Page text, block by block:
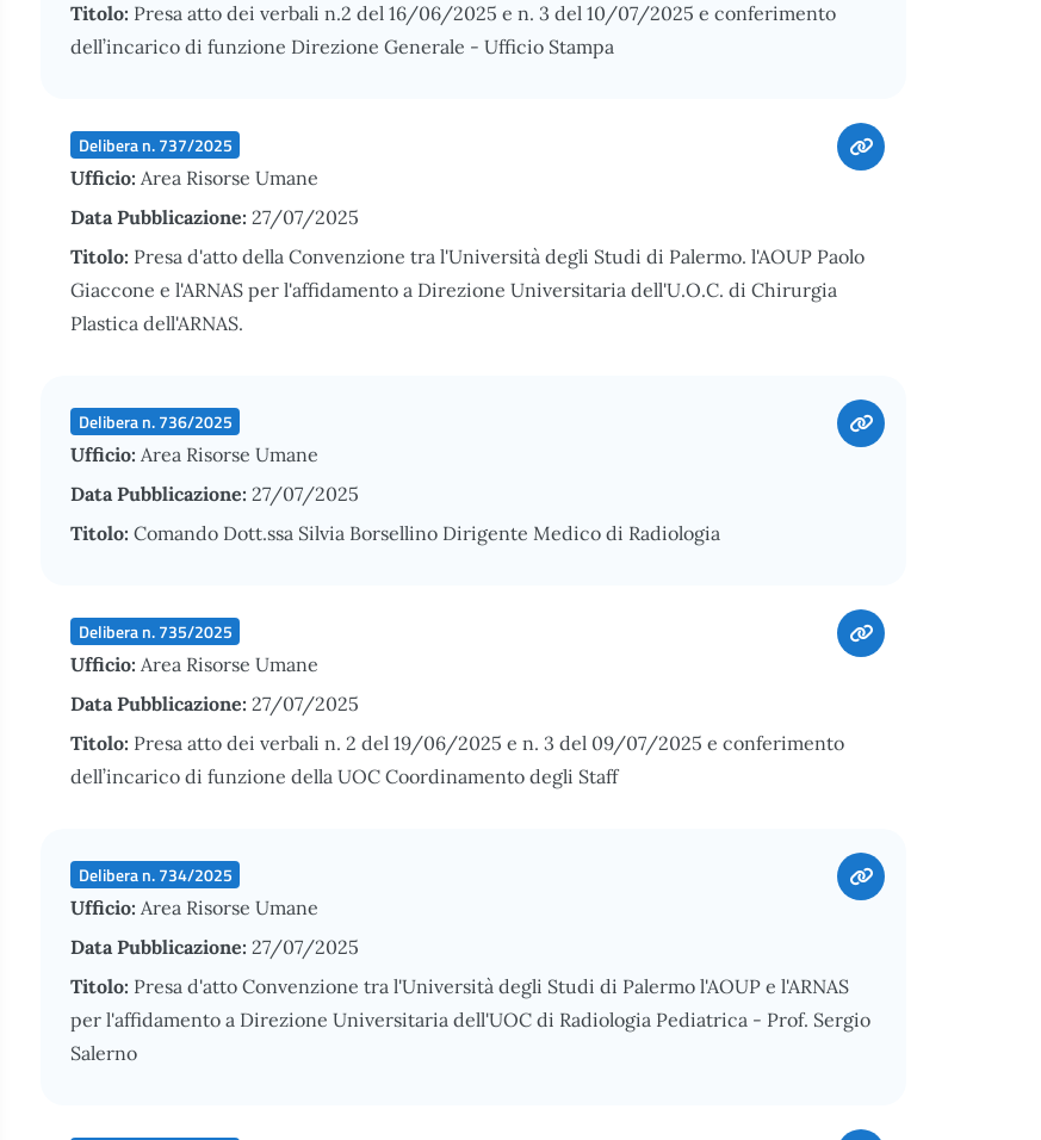
Titolo: Presa atto dei verbali n.2 del 16/06/2025 e n. 3 del 10/07/2025 e conferimento
dell’incarico di funzione Direzione Generale - Ufficio Stampa
Delibera n. 737/2025
Ufficio: Area Risorse Umane
Data Pubblicazione: 27/07/2025
Titolo: Presa d'atto della Convenzione tra l'Università degli Studi di Palermo. l'AOUP Paolo
Giaccone e l'ARNAS per l'affidamento a Direzione Universitaria dell'U.O.C. di Chirurgia
Plastica dell'ARNAS.
Delibera n. 736/2025
Ufficio: Area Risorse Umane
Data Pubblicazione: 27/07/2025
Titolo: Comando Dott.ssa Silvia Borsellino Dirigente Medico di Radiologia
Delibera n. 735/2025
Ufficio: Area Risorse Umane
Data Pubblicazione: 27/07/2025
Titolo: Presa atto dei verbali n. 2 del 19/06/2025 e n. 3 del 09/07/2025 e conferimento
dell’incarico di funzione della UOC Coordinamento degli Staff
Delibera n. 734/2025
Ufficio: Area Risorse Umane
Data Pubblicazione: 27/07/2025
Titolo: Presa d'atto Convenzione tra l'Università degli Studi di Palermo l'AOUP e l'ARNAS
per l'affidamento a Direzione Universitaria dell'UOC di Radiologia Pediatrica - Prof. Sergio
Salerno